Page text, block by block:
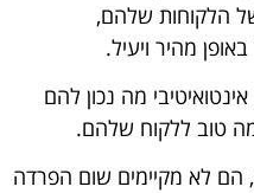
הלקוחות שלהם,
מהיר ויעיל.
מה נכון להם
טוב ללקוח שלהם.
לא מקיימים שום הפרדה